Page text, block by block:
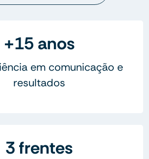
+15 anos
em comunicação e
resultados
3 frentes